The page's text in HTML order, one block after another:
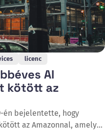
licenc
AI
kötött az
én bejelentette, hogy
az Amazonnal, amely